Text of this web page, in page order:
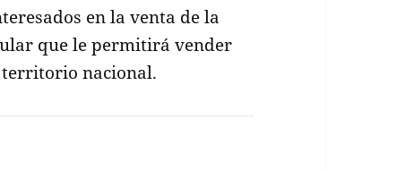
en la venta de la
que le permitirá vender
nacional.